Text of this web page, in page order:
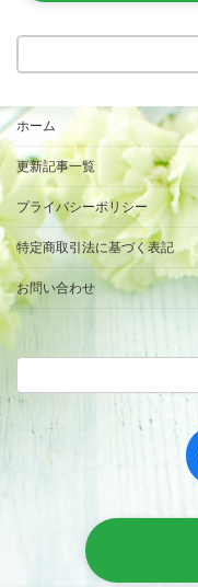
ホーム
更新記事一覧
プライバシーポリシー
特定商取引法に基づく表記
お問い合わせ